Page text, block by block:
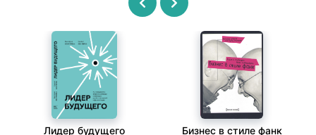
Лидер будущего Бизнес в стиле фанк